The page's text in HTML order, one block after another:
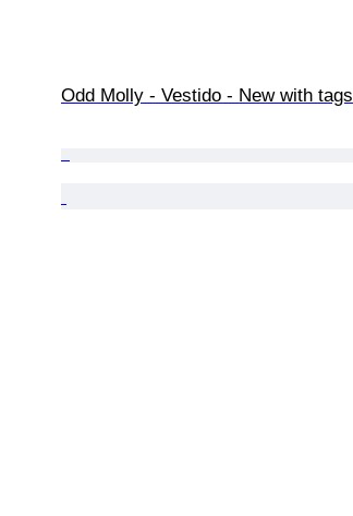
Odd Molly - Vestido - New with tags